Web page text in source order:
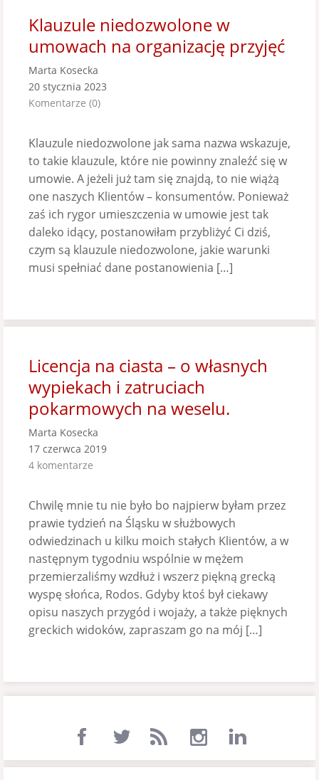
Klauzule niedozwolone w
umowach na organizację przyjęć
Marta Kosecka
20 stycznia 2023
Komentarze (0)
Klauzule niedozwolone jak sama nazwa wskazuje,
to takie klauzule, które nie powinny znaleźć się w
umowie. A jeżeli już tam się znajdą, to nie wiążą
one naszych Klientów – konsumentów. Ponieważ
zaś ich rygor umieszczenia w umowie jest tak
daleko idący, postanowiłam przybliżyć Ci dziś,
czym są klauzule niedozwolone, jakie warunki
musi spełniać dane postanowienia […]
Licencja na ciasta – o własnych
wypiekach i zatruciach
pokarmowych na weselu.
Marta Kosecka
17 czerwca 2019
4 komentarze
Chwilę mnie tu nie było bo najpierw byłam przez
prawie tydzień na Śląsku w służbowych
odwiedzinach u kilku moich stałych Klientów, a w
następnym tygodniu wspólnie w mężem
przemierzaliśmy wzdłuż i wszerz piękną grecką
wyspę słońca, Rodos. Gdyby ktoś był ciekawy
opisu naszych przygód i wojaży, a także pięknych
greckich widoków, zapraszam go na mój […]